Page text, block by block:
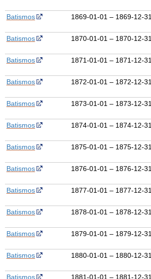
Batismos 1869-01-01 – 1869-12-31
Batismos 1870-01-01 – 1870-12-31
Batismos 1871-01-01 – 1871-12-31
Batismos 1872-01-01 – 1872-12-31
Batismos 1873-01-01 – 1873-12-31
Batismos 1874-01-01 – 1874-12-31
Batismos 1875-01-01 – 1875-12-31
Batismos 1876-01-01 – 1876-12-31
Batismos 1877-01-01 – 1877-12-31
Batismos 1878-01-01 – 1878-12-31
Batismos 1879-01-01 – 1879-12-31
Batismos 1880-01-01 – 1880-12-31
Batismos 1881-01-01 – 1881-12-31